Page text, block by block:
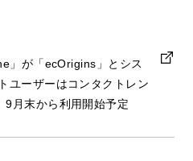
」が「ecOrigins」とシス
ユーザーはコンタクトレン
9月末から利用開始予定